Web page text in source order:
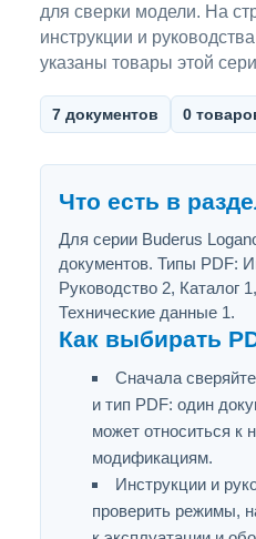
для сверки модели. На
инструкции и
указаны товары этой
7 документов 0
Что есть в
Для серии Buderus
документов. Типы PDF:
Руководство 2, Каталог
Технические данные 1.
Как выбирать
Сначала
и тип PDF: один
может относиться к
модификациям.
Инструкции и
проверить режимы,